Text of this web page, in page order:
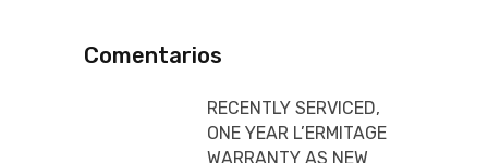
Comentarios
RECENTLY SERVICED,
ONE YEAR L’ERMITAGE
WARRANTY AS NEW